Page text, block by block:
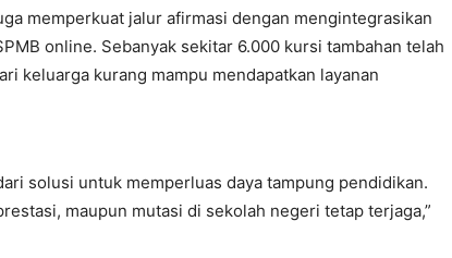
memperkuat jalur afirmasi dengan mengintegrasikan
online. Sebanyak sekitar 6.000 kursi tambahan telah
keluarga kurang mampu mendapatkan layanan
solusi untuk memperluas daya tampung pendidikan.
maupun mutasi di sekolah negeri tetap terjaga,”